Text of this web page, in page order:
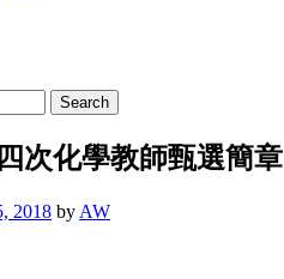
次化學教師甄選簡章
2018 by AW